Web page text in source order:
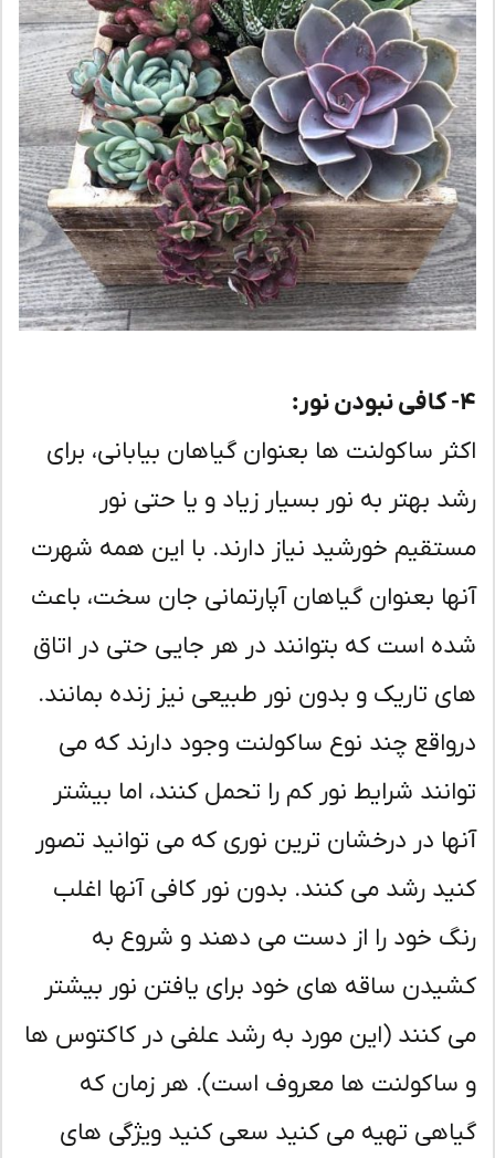
ساکولنت ها بعنوان گیاهان بیابانی، برای
بهتر به نور بسیار زیاد و یا حتی نور
خورشید نیاز دارند. با این همه شهرت
بعنوان گیاهان آپارتمانی جان سخت، باعث
است که بتوانند در هر جایی حتی در اتاق
تاریک و بدون نور طبیعی نیز زنده بمانند.
چند نوع ساکولنت وجود دارند که می
شرایط نور کم را تحمل کنند، اما بیشتر
در درخشان ترین نوری که می توانید تصور
رشد می کنند. بدون نور کافی آنها اغلب
خود را از دست می دهند و شروع به
ساقه های خود برای یافتن نور بیشتر
کنند (این مورد به رشد علفی در کاکتوس ها
ها معروف است). هر زمان که
تهیه می کنید سعی کنید ویژگی های